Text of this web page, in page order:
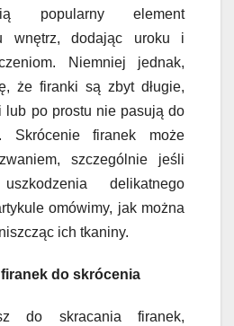
popularny element
wnętrz, dodając uroku i
Niemniej jednak,
że firanki są zbyt długie,
lub po prostu nie pasują do
Skrócenie firanek może
szczególnie jeśli
delikatnego
omówimy, jak można
ich tkaniny.
do skrócenia
do skracania firanek,